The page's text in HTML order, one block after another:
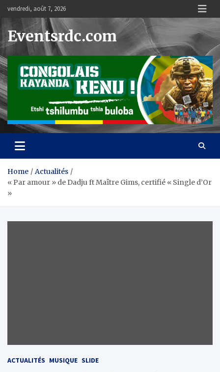
content
vendredi, août 7, 2026
Eventsrdc.com
Home
Actualités
« Par amour » de Dadju ft Maître Gims, certifié « Single d’Or
»
ACTUALITÉS MUSIQUE SLIDE